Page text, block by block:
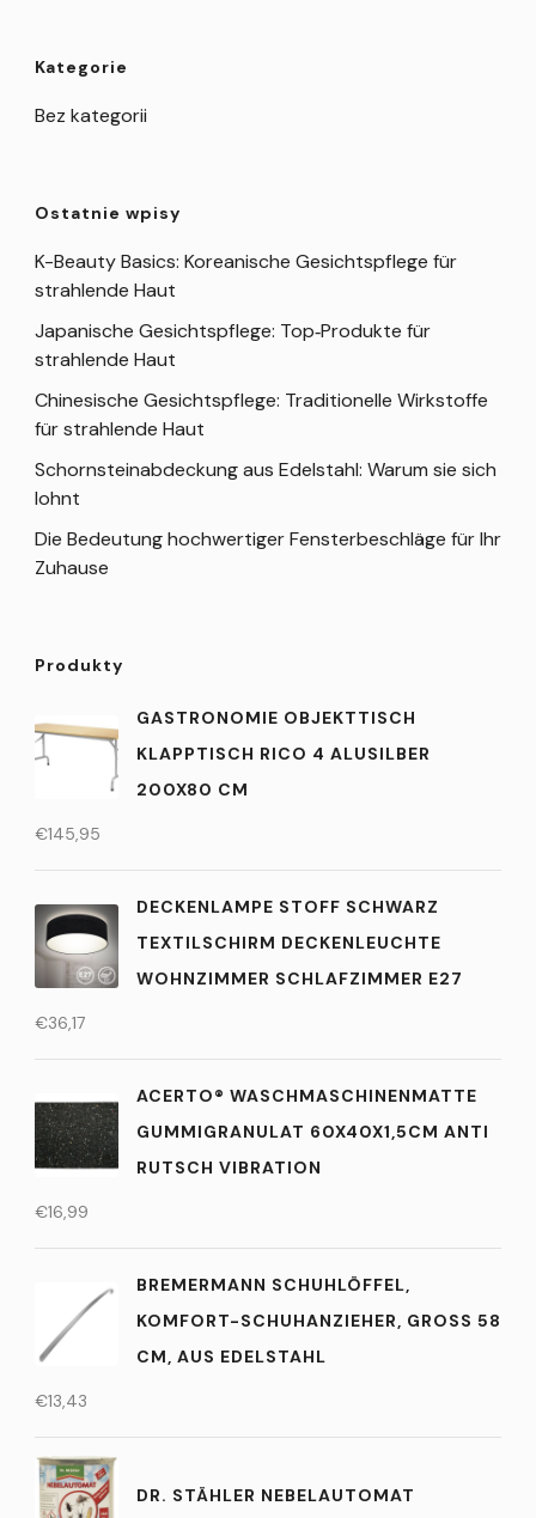
Kategorie
Bez kategorii
Ostatnie wpisy
K-Beauty Basics: Koreanische Gesichtspflege für
strahlende Haut
Japanische Gesichtspflege: Top‑Produkte für
strahlende Haut
Chinesische Gesichtspflege: Traditionelle Wirkstoffe
für strahlende Haut
Schornsteinabdeckung aus Edelstahl: Warum sie sich
lohnt
Die Bedeutung hochwertiger Fensterbeschläge für Ihr
Zuhause
Produkty
GASTRONOMIE OBJEKTTISCH
KLAPPTISCH RICO 4 ALUSILBER
200X80 CM
€145,95
DECKENLAMPE STOFF SCHWARZ
TEXTILSCHIRM DECKENLEUCHTE
WOHNZIMMER SCHLAFZIMMER E27
€36,17
ACERTO® WASCHMASCHINENMATTE
GUMMIGRANULAT 60X40X1,5CM ANTI
RUTSCH VIBRATION
€16,99
BREMERMANN SCHUHLÖFFEL,
KOMFORT-SCHUHANZIEHER, GROSS 58 C
M, AUS EDELSTAHL
€13,43
DR. STÄHLER NEBELAUTOMAT